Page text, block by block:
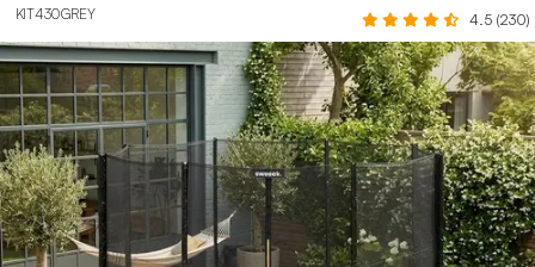
KIT430GREY 4.5 (230)